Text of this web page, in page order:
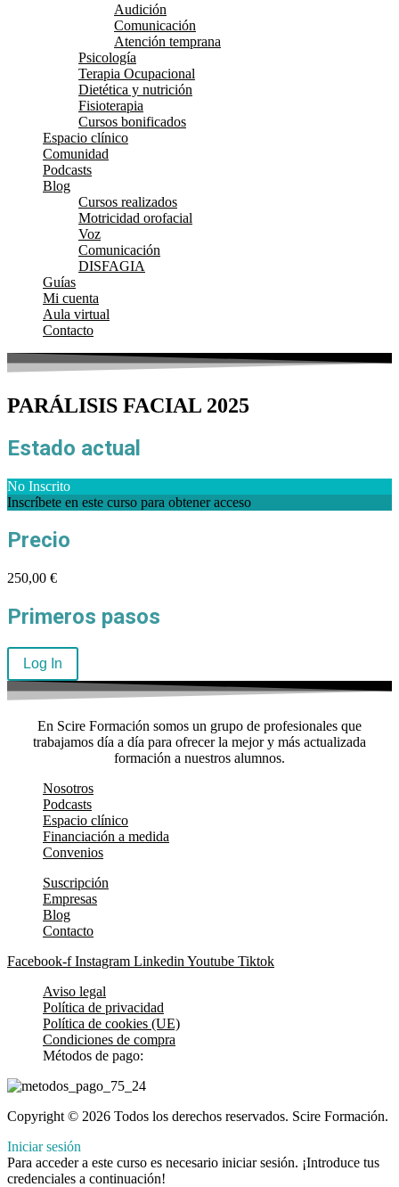
Audición
Comunicación
Atención temprana
Psicología
Terapia Ocupacional
Dietética y nutrición
Fisioterapia
Cursos bonificados
Espacio clínico
Comunidad
Podcasts
Blog
Cursos realizados
Motricidad orofacial
Voz
Comunicación
DISFAGIA
Guías
Mi cuenta
Aula virtual
Contacto
PARÁLISIS FACIAL 2025
Estado actual
No Inscrito
Inscríbete en este curso para obtener acceso
Precio
250,00 €
Primeros pasos
Log In
En Scire Formación somos un grupo de profesionales que
trabajamos día a día para ofrecer la mejor y más actualizada
formación a nuestros alumnos.
Nosotros
Podcasts
Espacio clínico
Financiación a medida
Convenios
Suscripción
Empresas
Blog
Contacto
Facebook-f Instagram Linkedin Youtube Tiktok
Aviso legal
Política de privacidad
Política de cookies (UE)
Condiciones de compra
Métodos de pago:
Copyright © 2026 Todos los derechos reservados. Scire Formación.
Iniciar sesión
Para acceder a este curso es necesario iniciar sesión. ¡Introduce tus
credenciales a continuación!